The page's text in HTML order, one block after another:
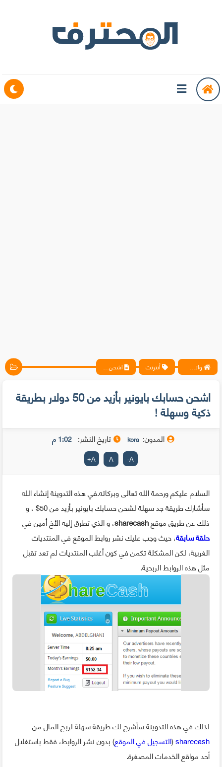
واتس آب ، فيسبوك ، أنترنت ، شروحات تقنية حصرية - المحترف أنترنت اشحن حسابك بايونير بأزيد من 50 دولار بطريقة ذكية وسهلة !
اشحن حسابك بايونير بأزيد من 50 دولار بطريقة
ذكية وسهلة !
المدون: kora تاريخ النشر: 1:02 م
A
-
A
A
+
السلام عليكم ورحمة الله تعالى وبركاته.في هذه التدوينة إنشاء الله
سأشارك طريقة جد سهلة لشحن حسابك بايونير بأزيد من 50$ ، و
ذلك عن طريق موقعsharecash، و الذي تطرق إليه الأخ أمين في
حلقة سابقة، حيث وجب عليك نشر روابط الموقع في المنتديات
الغربية، لكن المشكلة تكمن في كون أغلب المنتديات لم تعد تقبل
مثل هذه الروابط الربحية.
لذلك في هذه التدوينة سأشرح لك طريقة سهلة لربح المال من
sharecash
(التسجيل في الموقع) بدون نشر الروابط، فقط باستغلال
أحد مواقع الخدمات المصغرة.